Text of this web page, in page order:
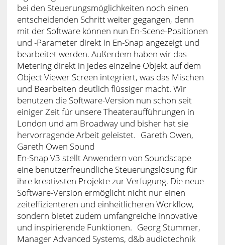
bei den Steuerungsmöglichkeiten noch einen
entscheidenden Schritt weiter gegangen, denn
mit der Software können nun En-Scene-Positionen
und -Parameter direkt in En-Snap angezeigt und
bearbeitet werden. Außerdem haben wir das
Metering direkt in jedes einzelne Objekt auf dem
Object Viewer Screen integriert, was das Mischen
und Bearbeiten deutlich flüssiger macht. Wir
benutzen die Software-Version nun schon seit
einiger Zeit für unsere Theateraufführungen in
London und am Broadway und bisher hat sie
hervorragende Arbeit geleistet. Gareth Owen,
Gareth Owen Sound
En-Snap V3 stellt Anwendern von Soundscape
eine benutzerfreundliche Steuerungslösung für
ihre kreativsten Projekte zur Verfügung. Die neue
Software-Version ermöglicht nicht nur einen
zeiteffizienteren und einheitlicheren Workflow,
sondern bietet zudem umfangreiche innovative
und inspirierende Funktionen. Georg Stummer,
Manager Advanced Systems, d&b audiotechnik